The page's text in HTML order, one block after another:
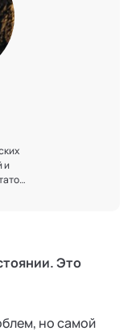
и
по
Это
но самой